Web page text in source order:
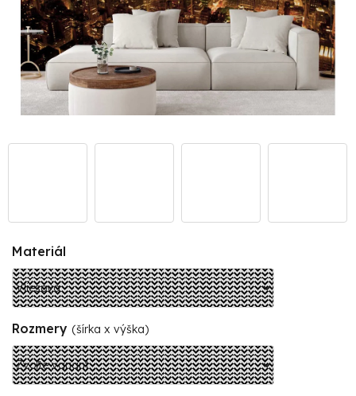
Materiál
Rozmery (šírka x výška)